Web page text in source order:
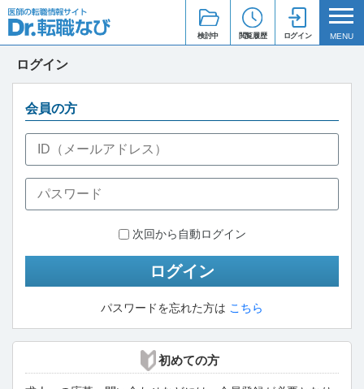
検討中 閲覧履歴 ログイン MENU
ログイン
会員の方
次回から自動ログイン
ログイン
パスワードを忘れた方は こちら
初めての方